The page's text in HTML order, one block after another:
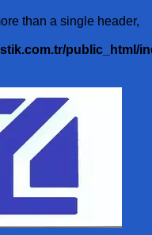
than a single header,
public_html/